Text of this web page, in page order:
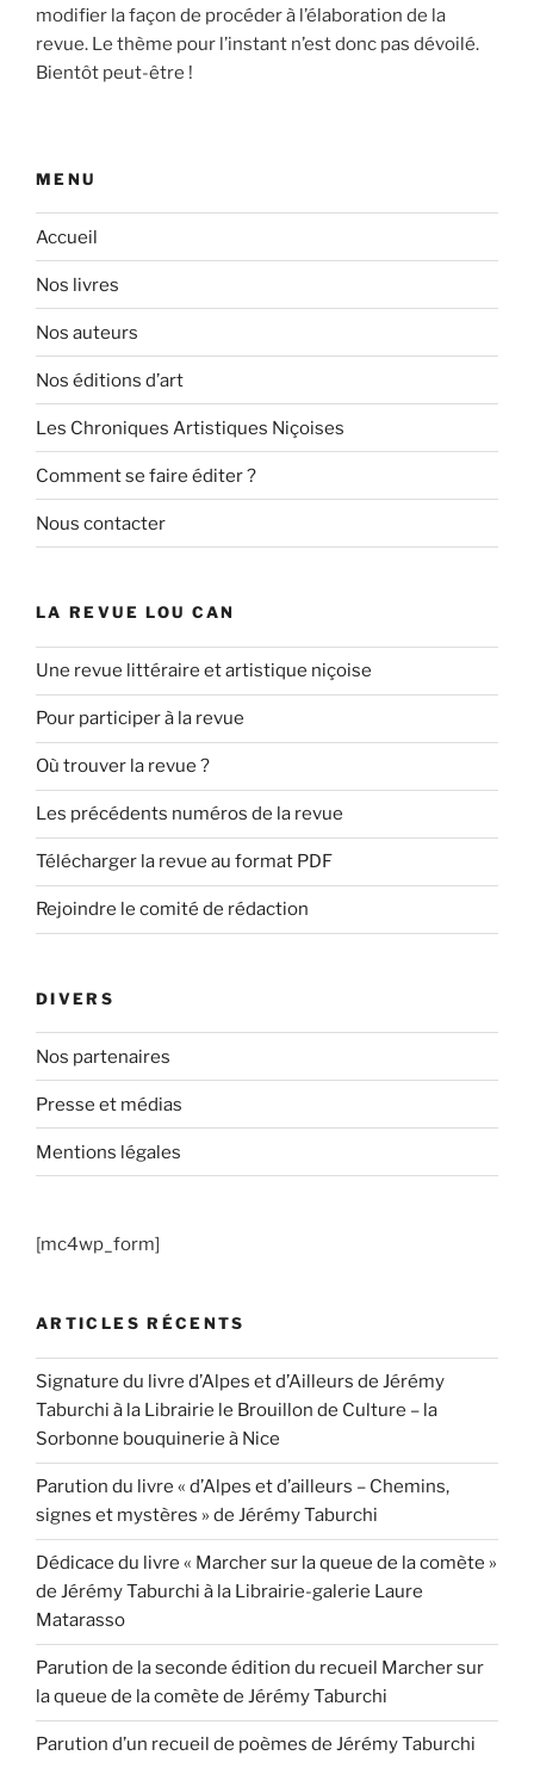
modifier la façon de procéder à l’élaboration de la
revue. Le thème pour l’instant n’est donc pas dévoilé.
Bientôt peut-être !
MENU
Accueil
Nos livres
Nos auteurs
Nos éditions d’art
Les Chroniques Artistiques Niçoises
Comment se faire éditer ?
Nous contacter
LA REVUE LOU CAN
Une revue littéraire et artistique niçoise
Pour participer à la revue
Où trouver la revue ?
Les précédents numéros de la revue
Télécharger la revue au format PDF
Rejoindre le comité de rédaction
DIVERS
Nos partenaires
Presse et médias
Mentions légales
[mc4wp_form]
ARTICLES RÉCENTS
Signature du livre d’Alpes et d’Ailleurs de Jérémy
Taburchi à la Librairie le Brouillon de Culture – la
Sorbonne bouquinerie à Nice
Parution du livre « d’Alpes et d’ailleurs – Chemins,
signes et mystères » de Jérémy Taburchi
Dédicace du livre « Marcher sur la queue de la comète »
de Jérémy Taburchi à la Librairie-galerie Laure
Matarasso
Parution de la seconde édition du recueil Marcher sur
la queue de la comète de Jérémy Taburchi
Parution d’un recueil de poèmes de Jérémy Taburchi